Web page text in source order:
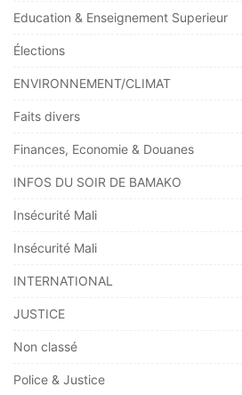
Education & Enseignement Superieur
Élections
ENVIRONNEMENT/CLIMAT
Faits divers
Finances, Economie & Douanes
INFOS DU SOIR DE BAMAKO
Insécurité Mali
Insécurité Mali
INTERNATIONAL
JUSTICE
Non classé
Police & Justice